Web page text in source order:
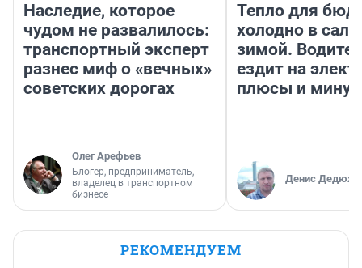
Наследие, которое
чудом не развалилось:
транспортный эксперт
разнес миф о «вечных»
советских дорогах
Олег Арефьев
Блогер, предприниматель,
владелец в транспортном
бизнесе
Тепло для
холодно в
зимой.
ездит на
плюсы и
Денис
РЕКОМЕНДУЕМ